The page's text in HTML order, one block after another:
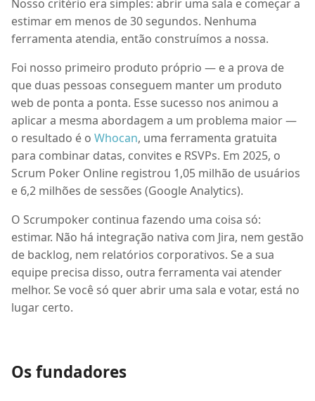
Nosso critério era simples: abrir uma sala e começar a
estimar em menos de 30 segundos. Nenhuma
ferramenta atendia, então construímos a nossa.
Foi nosso primeiro produto próprio — e a prova de
que duas pessoas conseguem manter um produto
web de ponta a ponta. Esse sucesso nos animou a
aplicar a mesma abordagem a um problema maior —
o resultado é o Whocan, uma ferramenta gratuita
para combinar datas, convites e RSVPs. Em 2025, o
Scrum Poker Online registrou 1,05 milhão de usuários
e 6,2 milhões de sessões (Google Analytics).
O Scrumpoker continua fazendo uma coisa só:
estimar. Não há integração nativa com Jira, nem gestão
de backlog, nem relatórios corporativos. Se a sua
equipe precisa disso, outra ferramenta vai atender
melhor. Se você só quer abrir uma sala e votar, está no
lugar certo.
Os fundadores